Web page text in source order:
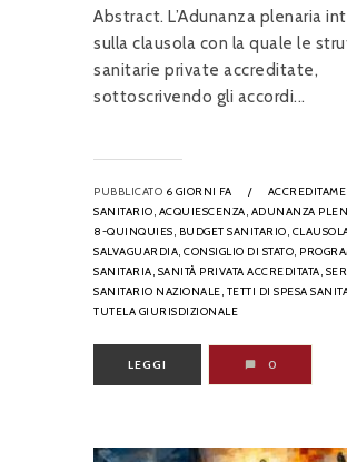
Abstract. L’Adunanza plenaria
sulla clausola con la quale le
sanitarie private accreditate,
sottoscrivendo gli accordi...
PUBBLICATO 6 GIORNI FA /
SANITARIO, ACQUIESCENZA, ADUNANZA
8-QUINQUIES, BUDGET SANITARIO,
SALVAGUARDIA, CONSIGLIO DI STATO,
SANITARIA, SANITÀ PRIVATA ACCREDITATA,
SANITARIO NAZIONALE, TETTI DI SPESA
TUTELA GIURISDIZIONALE
LEGGI 0